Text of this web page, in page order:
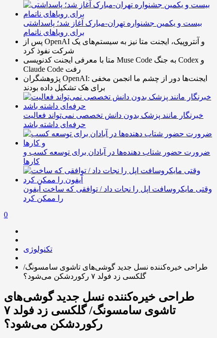
بیست و یکمین جشنواره تهران-مبارک آغاز شد؛ پاسداشتی
برای رویاهای ناتمام
پس از OpenAI و آنتروپیک، ایجنت متا نیز به سیستم‌های یک
شرکت نفوذ کرد
متا با معرفی ایجنت کدنویسی Muse Code به جنگ Codex و
Claude Code رفت
پژوهشگران OpenAI: ایجنت‌ها دور از چشم ما انجمن مخفی
برای هک تشکیل داده بودند
خبرنگار مانند پزشک بدون دانش تخصصی نمی‌تواند فعالیت
حرفه‌ای داشته باشد
ضرورت حضور شتاب ‌دهنده‌ها در آبادان برای توسعه کسب‌ و
کارها
وقتی مایکروسافت اپل را نجات داد / توافقی که ساخت آیفون
را ممکن کرد
0
تکنولوژی
طراحی خیره‌کننده نسل جدید گوشی‌های تاشوی سامسونگ/
گلکسی زد فولد ۷ رکوردشکن می‌شود؟
طراحی خیره‌کننده نسل جدید گوشی‌های
تاشوی سامسونگ/ گلکسی زد فولد ۷
رکوردشکن می‌شود؟